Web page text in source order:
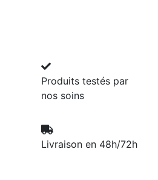
Produits testés par
nos soins
Livraison en 48h/72h